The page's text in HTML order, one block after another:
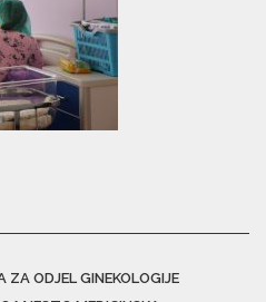
ZA ODJEL GINEKOLOGIJE